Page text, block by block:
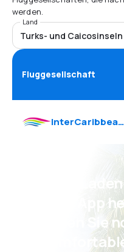
werden.
Land
Turks- und Caicosinseln
Fluggesellschaft
InterCaribbean Airways
Psst!
eSky App
reisen Sie